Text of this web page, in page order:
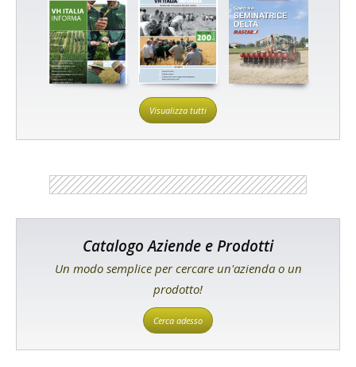
Visualizza tutti
Catalogo Aziende e Prodotti
Un modo semplice per cercare un'azienda o un
prodotto!
Cerca adesso